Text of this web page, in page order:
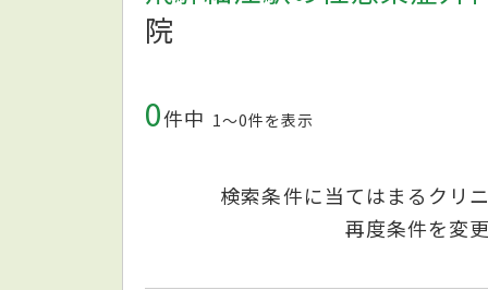
院
0件中 1〜0件を表示
検索条件に当てはまるクリ
再度条件を変